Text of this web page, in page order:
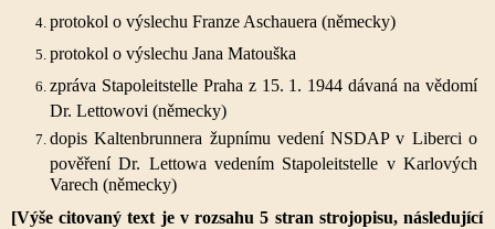
protokol o výslechu Franze Aschauera (německy)
protokol o výslechu Jana Matouška
zpráva Stapoleitstelle Praha z 15. 1. 1944 dávaná na vědomí
Dr. Lettowovi (německy)
dopis Kaltenbrunnera župnímu vedení NSDAP v Liberci o
pověření Dr. Lettowa vedením Stapoleitstelle v Karlových
Varech (německy)
[Výše citovaný text je v rozsahu 5 stran strojopisu, následující